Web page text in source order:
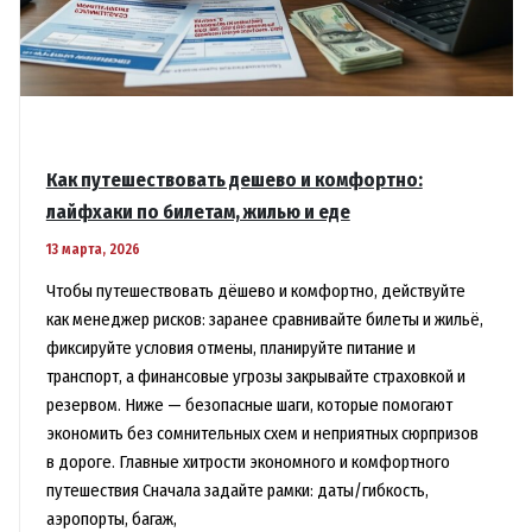
Как путешествовать дешево и комфортно:
лайфхаки по билетам, жилью и еде
13 марта, 2026
Чтобы путешествовать дёшево и комфортно, действуйте
как менеджер рисков: заранее сравнивайте билеты и жильё,
фиксируйте условия отмены, планируйте питание и
транспорт, а финансовые угрозы закрывайте страховкой и
резервом. Ниже — безопасные шаги, которые помогают
экономить без сомнительных схем и неприятных сюрпризов
в дороге. Главные хитрости экономного и комфортного
путешествия Сначала задайте рамки: даты/гибкость,
аэропорты, багаж,